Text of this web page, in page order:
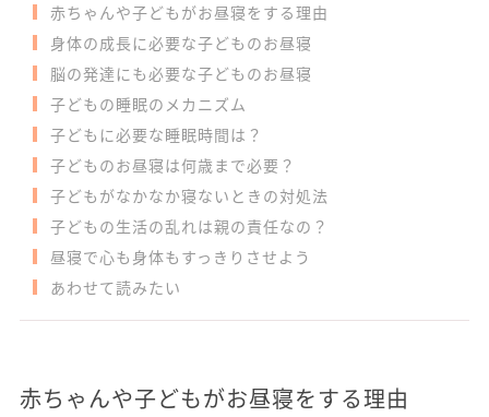
赤ちゃんや子どもがお昼寝をする理由
身体の成長に必要な子どものお昼寝
脳の発達にも必要な子どものお昼寝
子どもの睡眠のメカニズム
子どもに必要な睡眠時間は？
子どものお昼寝は何歳まで必要？
子どもがなかなか寝ないときの対処法
子どもの生活の乱れは親の責任なの？
昼寝で心も身体もすっきりさせよう
あわせて読みたい
赤ちゃんや子どもがお昼寝をする理由